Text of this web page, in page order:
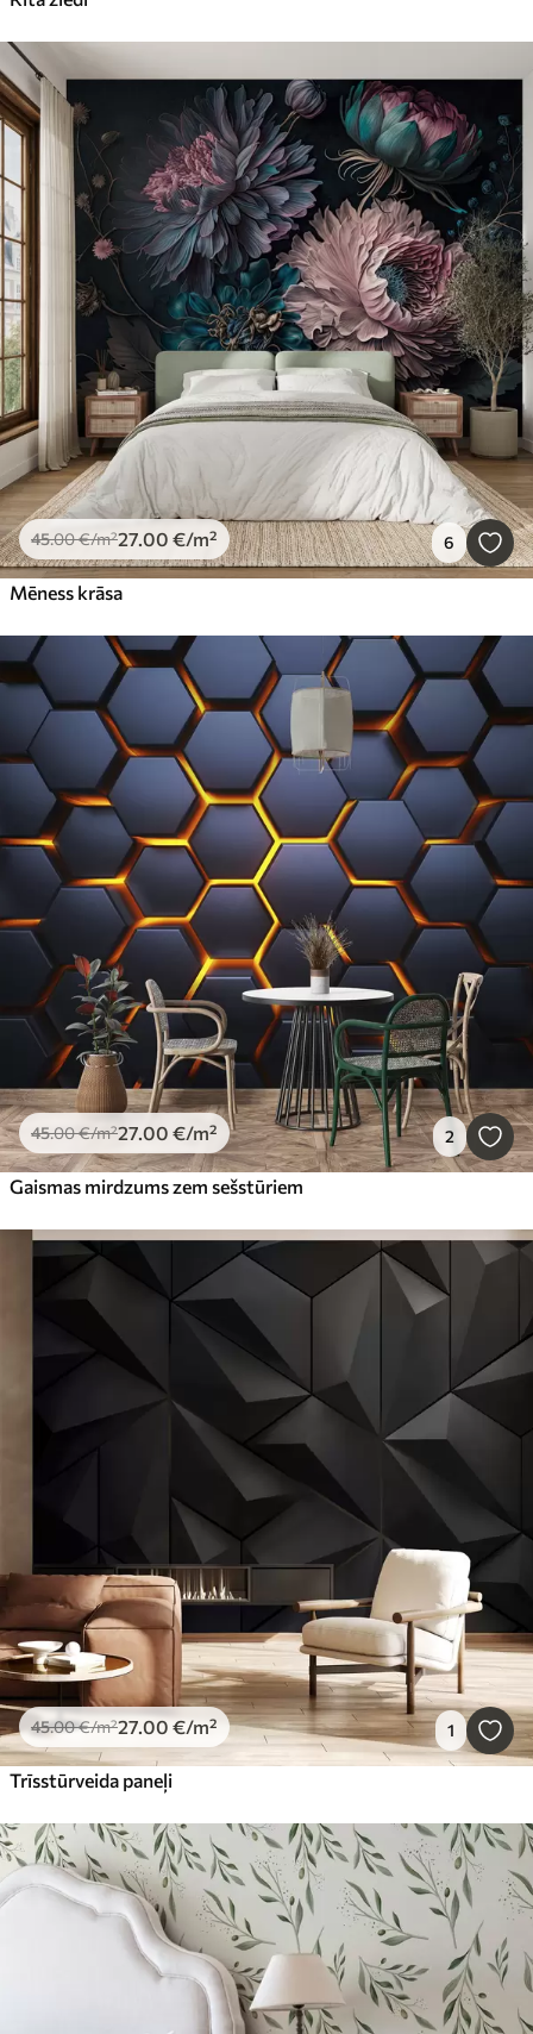
45.00€/m²27.00 €/m² 6
Mēness krāsa
45.00€/m²27.00 €/m² 2
Gaismas mirdzums zem sešstūriem
45.00€/m²27.00 €/m² 1
Trīsstūrveida paneļi